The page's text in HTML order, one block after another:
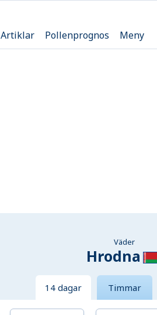
Artiklar Pollenprognos Meny
Väder
Hrodna
14 dagar Timmar